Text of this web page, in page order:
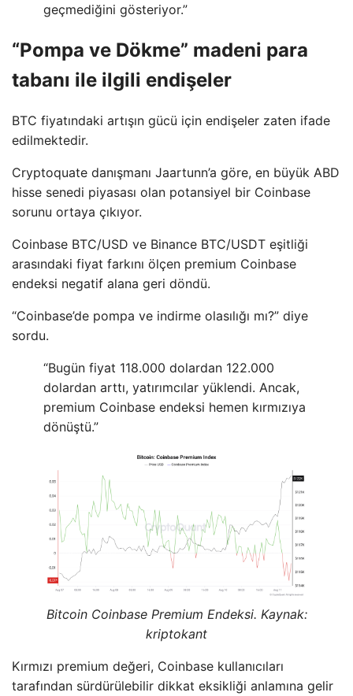
geçmediğini gösteriyor.”
“Pompa ve Dökme” madeni para
tabanı ile ilgili endişeler
BTC fiyatındaki artışın gücü için endişeler zaten ifade
edilmektedir.
Cryptoquate danışmanı Jaartunn’a göre, en büyük ABD
hisse senedi piyasası olan potansiyel bir Coinbase
sorunu ortaya çıkıyor.
Coinbase BTC/USD ve Binance BTC/USDT eşitliği
arasındaki fiyat farkını ölçen premium Coinbase
endeksi negatif alana geri döndü.
“Coinbase’de pompa ve indirme olasılığı mı?” diye
sordu.
“Bugün fiyat 118.000 dolardan 122.000
dolardan arttı, yatırımcılar yüklendi. Ancak,
premium Coinbase endeksi hemen kırmızıya
dönüştü.”
Bitcoin Coinbase Premium Endeksi. Kaynak:
kriptokant
Kırmızı premium değeri, Coinbase kullanıcıları
tarafından sürdürülebilir dikkat eksikliği anlamına gelir